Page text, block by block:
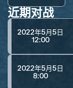
近期对战
2022年5月5日
12:00
2022年5月5日
8:00